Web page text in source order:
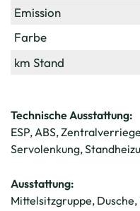
Emission
Farbe
km Stand
Technische Ausstattung:
ESP, ABS,
Servolenkung,
Ausstattung:
Mittelsitzgruppe,